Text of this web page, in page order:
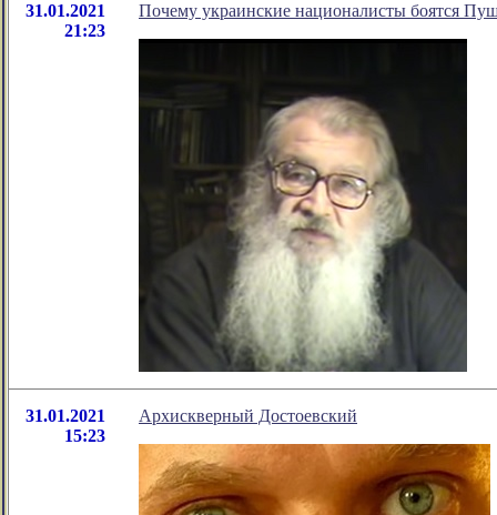
31.01.2021
21:23
Почему украинские националисты боятся
31.01.2021
15:23
Архискверный Достоевский